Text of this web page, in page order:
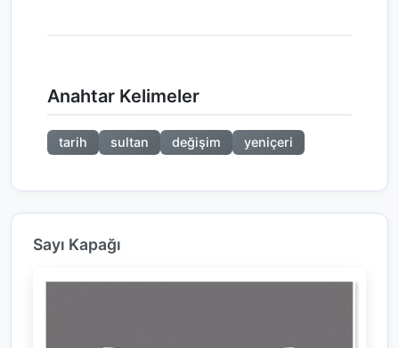
Anahtar Kelimeler
tarih sultan değişim yeniçeri
Sayı Kapağı